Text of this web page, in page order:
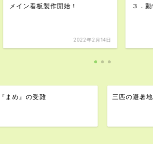
３．動物関係法令
『まめ』の受難 三匹の避暑地